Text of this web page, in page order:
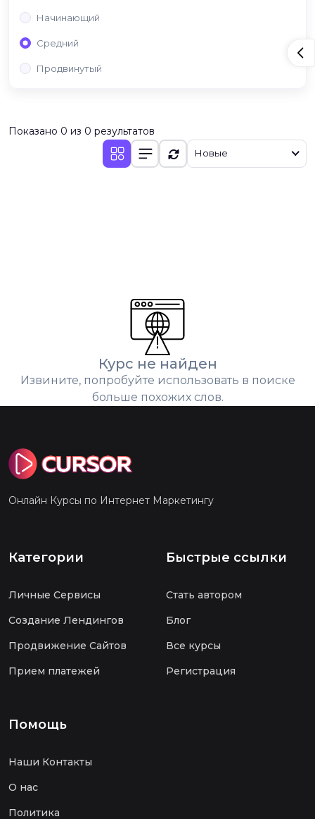
Начинающий
Средний
Продвинутый
Показано 0 из 0 результатов
Новые
Курс не найден
Извините, попробуйте использовать в поиске
больше похожих слов.
Онлайн Курсы по Интернет Маркетингу
Категории
Личные Сервисы
Создание Лендингов
Продвижение Сайтов
Прием платежей
Быстрые ссылки
Стать автором
Блог
Все курсы
Регистрация
Помощь
Наши Контакты
О нас
Политика